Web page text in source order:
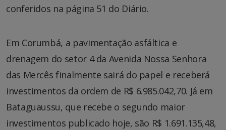
conferidos na página 51 do Diário.
Em Corumbá, a pavimentação asfáltica e
drenagem do setor 4 da Avenida Nossa Senhora
das Mercês finalmente sairá do papel e receberá
investimentos da ordem de R$ 6.985.042,70. Já em
Bataguaussu, que recebe o segundo maior
investimentos publicado hoje, são R$ 1.691.135,48,